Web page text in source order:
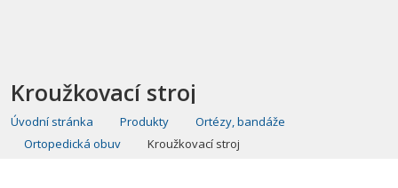
Kroužkovací stroj
Úvodní stránka Produkty
Ortézy, bandáže
Ortopedická obuv
Kroužkovací stroj